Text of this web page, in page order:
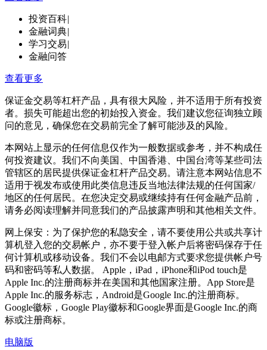
投资百科|
金融词典|
学习交易|
金融问答
查看更多
保证金交易等杠杆产品，具有很大风险，并不适用于所有投资
者。损失可能超出您的初始投入资金。我们建议您征询独立顾
问的意见，确保您在交易前完全了解可能涉及的风险。
本网站上显示的任何信息仅作为一般数据或参考，并不构成任
何投资建议。我们不向美国、中国香港、中国台湾等某些司法
管辖区的居民提供保证金杠杆产品交易。请注意本网站信息不
适用于视发布或使用此类信息违反当地法律法规的任何国家/
地区的任何居民。在您决定交易或继续持有任何金融产品前，
请务必阅读理解并同意我们的产品披露声明和其他相关文件。
网上保安：为了保护您的私隐安全，请不要使用公共或共享计
算机登入您的交易帐户，亦不要于登入帐户后将密码保存于任
何计算机或移动设备。我们不会以电邮方式要求您提供帐户号
码和密码等私人数据。 Apple，iPad，iPhone和iPod touch是
Apple Inc.的注册商标并在美国和其他国家注册。App Store是
Apple Inc.的服务标志，Android是Google Inc.的注册商标。
Google徽标，Google Play徽标和Google界面是Google Inc.的商
标或注册商标。
电脑版